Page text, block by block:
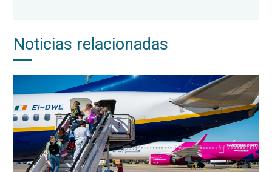
Noticias relacionadas